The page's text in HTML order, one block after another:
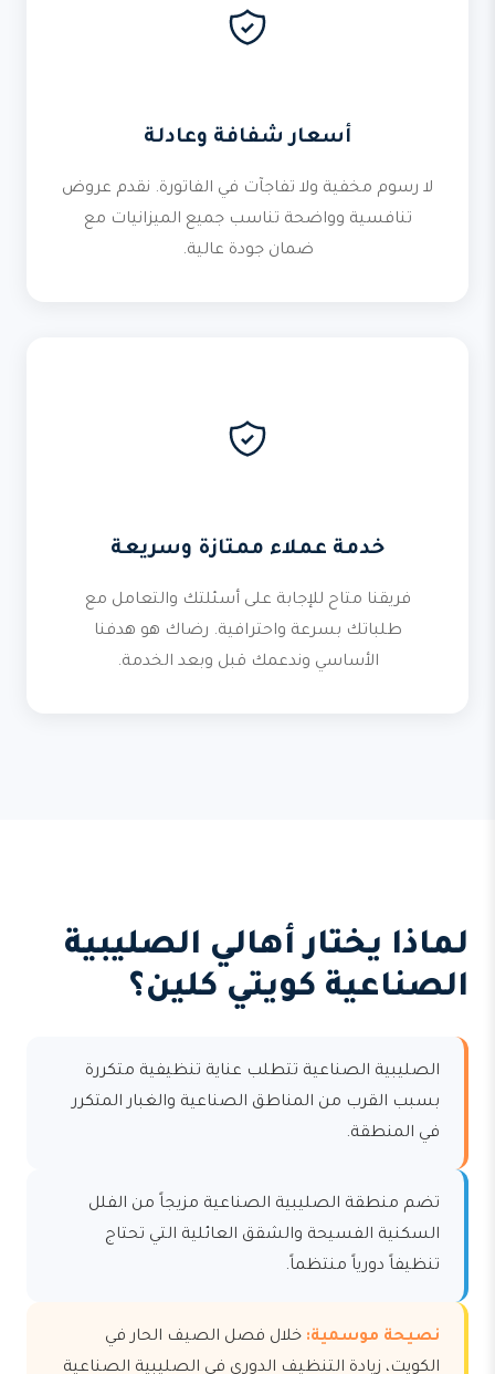
أسعار شفافة وعادلة
لا رسوم مخفية ولا تفاجآت في الفاتورة. نقدم عروض
تنافسية وواضحة تناسب جميع الميزانيات مع
ضمان جودة عالية.
خدمة عملاء ممتازة وسريعة
فريقنا متاح للإجابة على أسئلتك والتعامل مع
طلباتك بسرعة واحترافية. رضاك هو هدفنا
الأساسي وندعمك قبل وبعد الخدمة.
لماذا يختار أهالي الصليبية
الصناعية كويتي كلين؟
الصليبية الصناعية تتطلب عناية تنظيفية متكررة
بسبب القرب من المناطق الصناعية والغبار المتكرر
في المنطقة.
تضم منطقة الصليبية الصناعية مزيجاً من الفلل
السكنية الفسيحة والشقق العائلية التي تحتاج
تنظيفاً دورياً منتظماً.
نصيحة موسمية: خلال فصل الصيف الحار في
الكويت، زيادة التنظيف الدوري في الصليبية الصناعية